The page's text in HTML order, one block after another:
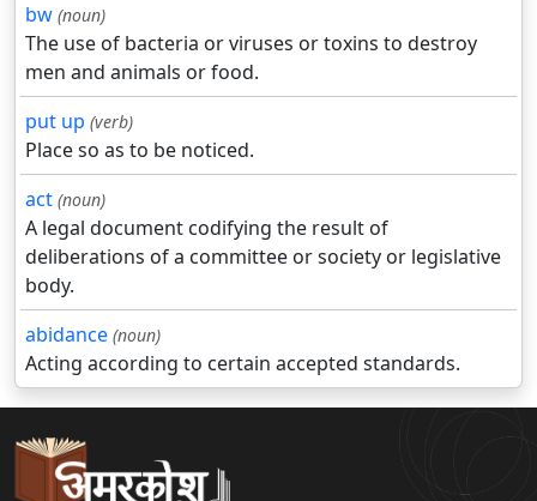
bw (noun)
The use of bacteria or viruses or toxins to destroy
men and animals or food.
put up (verb)
Place so as to be noticed.
act (noun)
A legal document codifying the result of
deliberations of a committee or society or legislative
body.
abidance (noun)
Acting according to certain accepted standards.